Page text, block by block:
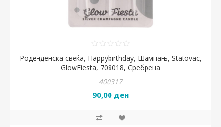
Роденденска свеќа, Happybirthday, Шампањ, Statovac,
GlowFiesta, 708018, Сребрена
400317
90,00 ден